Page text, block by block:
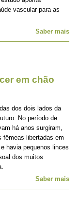
vascular para as
Saber mais
em chão
dos dois lados da
No período de
há anos surgiram,
fêmeas libertadas em
havia pequenos linces
dos muitos
Saber mais